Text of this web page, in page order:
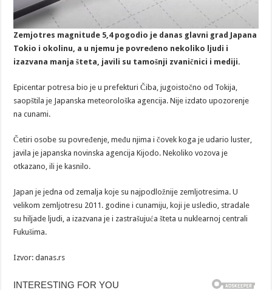
Zemjotres magnitude 5,4 pogodio je danas glavni grad Japana
Tokio i okolinu, a u njemu je povređeno nekoliko ljudi i
izazvana manja šteta, javili su tamošnji zvaničnici i mediji.
Epicentar potresa bio je u prefekturi Čiba, jugoistočno od Tokija,
saopštila je Japanska meteorološka agencija. Nije izdato upozorenje
na cunami.
Četiri osobe su povređenje, među njima i čovek koga je udario luster,
javila je japanska novinska agencija Kijodo. Nekoliko vozova je
otkazano, ili je kasnilo.
Japan je jedna od zemalja koje su najpodložnije zemljotresima. U
velikom zemljotresu 2011. godine i cunamiju, koji je usledio, stradale
su hiljade ljudi, a izazvana je i zastrašujuća šteta u nuklearnoj centrali
Fukušima.
Izvor: danas.rs